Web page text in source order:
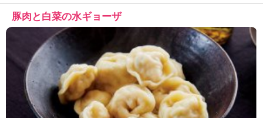
豚肉と白菜の水ギョーザ